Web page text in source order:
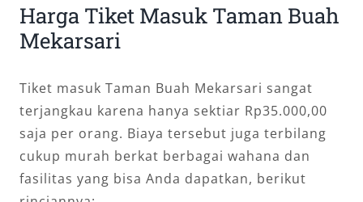
Harga Tiket Masuk Taman Buah
Mekarsari
Tiket masuk Taman Buah Mekarsari sangat
terjangkau karena hanya sektiar Rp35.000,00
saja per orang. Biaya tersebut juga terbilang
cukup murah berkat berbagai wahana dan
fasilitas yang bisa Anda dapatkan, berikut